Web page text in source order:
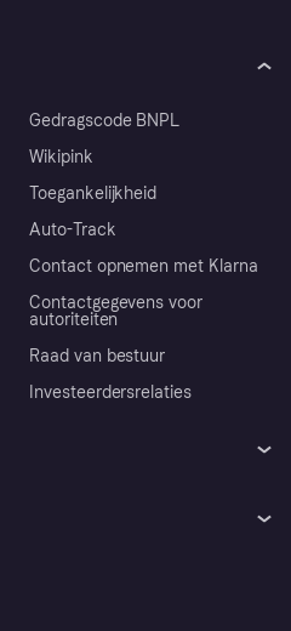
Gedragscode BNPL
Wikipink
Toegankelijkheid
Auto-Track
Contact opnemen met Klarna
Contactgegevens voor
autoriteiten
Raad van bestuur
Investeerdersrelaties